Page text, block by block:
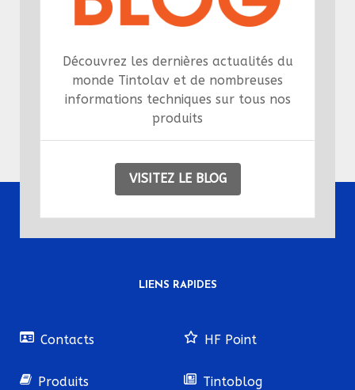
Découvrez les dernières actualités du
monde Tintolav et de nombreuses
informations techniques sur tous nos
produits
VISITEZ LE BLOG
LIENS RAPIDES
Contacts HF Point
Produits Tintoblog